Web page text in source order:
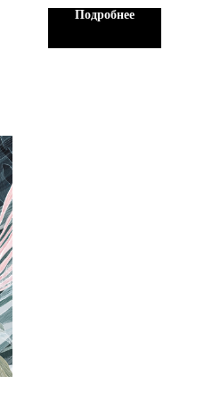
кв.м, Бесшовыне обои
Подробнее